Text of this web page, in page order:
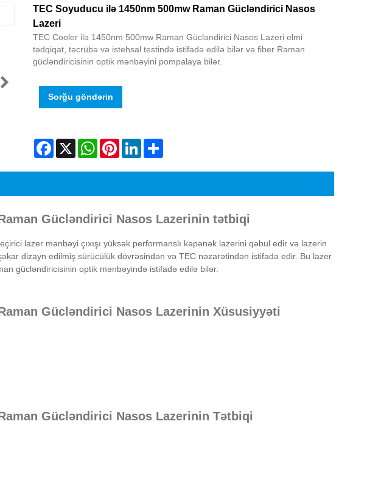
TEC Soyuducu ilə 1450nm 500mw Raman Gücləndirici Nasos
Lazeri
TEC Cooler ilə 1450nm 500mw Raman Gücləndirici Nasos Lazeri elmi
tədqiqat, təcrübə və istehsal testində istifadə edilə bilər və fiber Raman
gücləndiricisinin optik mənbəyini pompalaya bilər.
Sorğu göndərin
Facebook
X WhatsAppPinterestLinkedInShare
Gücləndirici Nasos Lazerinin tətbiqi
lazer mənbəyi çıxışı yüksək performanslı kəpənək lazerini qəbul edir və lazerin
dizayn edilmiş sürücülük dövrəsindən və TEC nəzarətindən istifadə edir. Bu lazer
gücləndiricisinin optik mənbəyində istifadə edilə bilər.
Gücləndirici Nasos Lazerinin Xüsusiyyəti
Gücləndirici Nasos Lazerinin Tətbiqi